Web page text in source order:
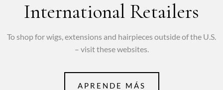
International Retailers
To shop for wigs, extensions and hairpieces outside of the U.S.
– visit these websites.
APRENDE MÁS